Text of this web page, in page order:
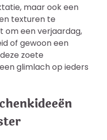
maar ook een
texturen te
om een verjaardag,
of gewoon een
zoete
glimlach op ieders